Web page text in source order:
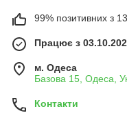
99% позитивних з
Працює з
м. Одеса
Базова 15, Одеса,
Контакти